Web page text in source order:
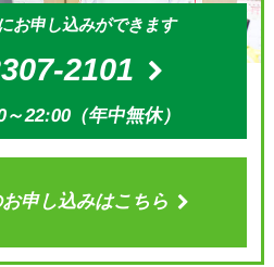
お申し込みができます
2101
22:00（年中無休）
お申し込みはこちら